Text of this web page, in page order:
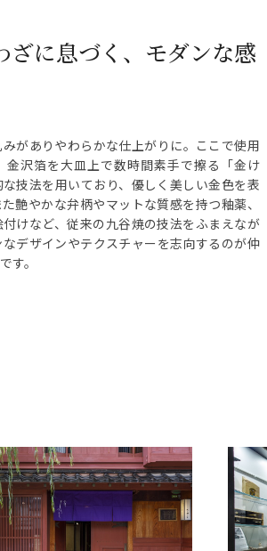
ざに息づく、モダンな感
がありやわらかな仕上がりに。ここで使用
金沢箔を大皿上で数時間素手で擦る「金け
技法を用いており、優しく美しい金色を表
艶やかな弁柄やマットな質感を持つ釉薬、
けなど、従来の九谷焼の技法をふまえなが
デザインやテクスチャーを志向するのが仲
す。